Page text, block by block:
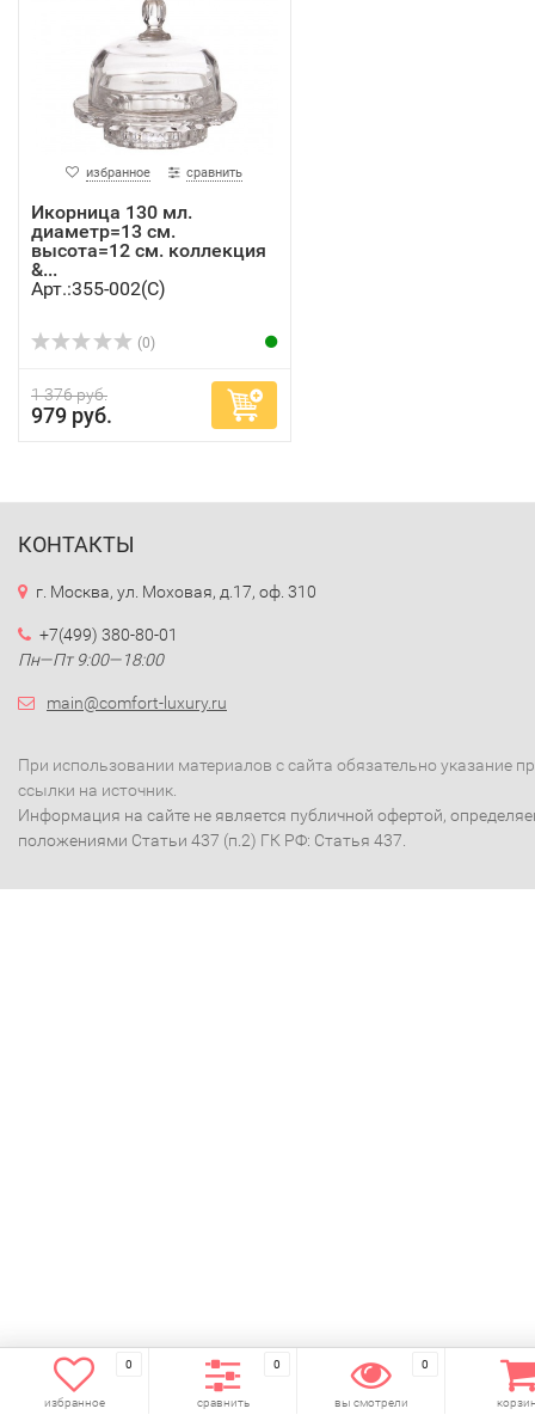
избранное сравнить
Икорница 130 мл.
диаметр=13 см.
высота=12 см. коллекция
&...
Арт.:355-002(C)
(0)
1 376 руб.
979 руб.
КОНТАКТЫ
г. Москва, ул. Моховая, д.17, оф. 310
+7(499) 380-80-01
Пн—Пт 9:00—18:00
main@comfort-luxury.ru
При использовании материалов с сайта обязательно указание
ссылки на источник.
Информация на сайте не является публичной офертой,
положениями Статьи 437 (п.2) ГК РФ: Статья 437.
0
избранное
0
сравнить
0
вы смотрели